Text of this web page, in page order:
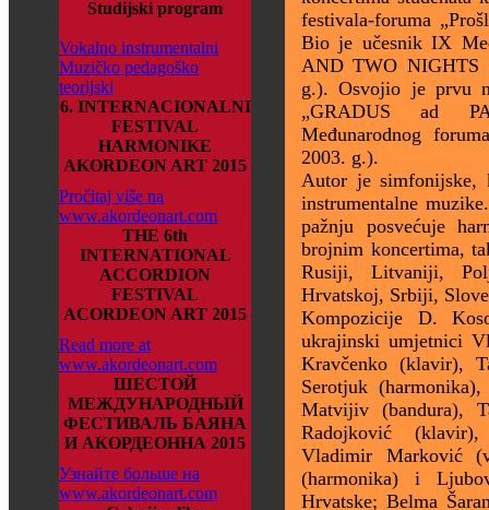
Studijski program
Vokalno instrumentalni
Muzičko pedagoško
teorijski
6. INTERNACIONALNI
FESTIVAL
HARMONIKE
AKORDEON ART 2015
Pročitaj više na
www.akordeonart.com
THE 6th
INTERNATIONAL
ACCORDION
FESTIVAL
ACORDEON ART 2015
Read more at
www.akordeonart.com
ШЕСТОЙ
МЕЖДУНАРОДНЫЙ
ФЕСТИВАЛЬ БАЯНА
И АКОРДЕОННА 2015
Узнайте больше на
www.akordeonart.com
festivala-foruma
Bio je učesnik IX
AND TWO NIGHTS
g.). Osvojio je prvu
„GRADUS ad
Međunarodnog
2003. g.).
Autor je simfonijske,
instrumentalne
pažnju posvećuje
brojnim koncertima,
Rusiji, Litvaniji,
Hrvatskoj, Srbiji,
Kompozicije D.
ukrajinski umjetnici
Kravčenko (klavir),
Serotjuk
Matvijiv (bandura),
Radojković
Vladimir Marković
(harmonika) i
Hrvatske; Belma